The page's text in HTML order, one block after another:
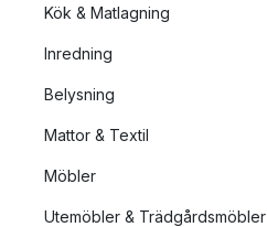
Kök & Matlagning
Inredning
Belysning
Mattor & Textil
Möbler
Utemöbler & Trädgårdsmöbler